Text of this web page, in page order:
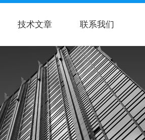
技术文章 联系我们